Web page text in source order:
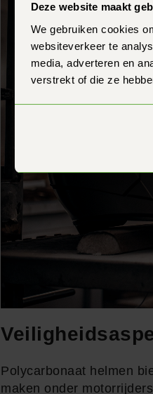
Deze website maakt
We gebruiken cookies
websiteverkeer te
media, adverteren en
verstrekt of die ze
Polycarbonaat helmen
maken onder